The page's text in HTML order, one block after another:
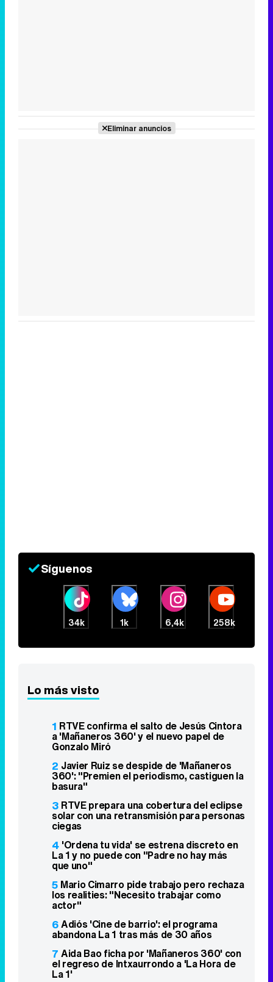
Eliminar anuncios
Síguenos
34k 1k 6,4k 258k
Lo más visto
1 RTVE confirma el salto de Jesús Cintora
a 'Mañaneros 360' y el nuevo papel de
Gonzalo Miró
2 Javier Ruiz se despide de 'Mañaneros
360': "Premien el periodismo, castiguen la
basura"
3 RTVE prepara una cobertura del eclipse
solar con una retransmisión para personas
ciegas
4 'Ordena tu vida' se estrena discreto en
La 1 y no puede con "Padre no hay más
que uno"
5 Mario Cimarro pide trabajo pero rechaza
los realities: "Necesito trabajar como
actor"
6Adiós 'Cine de barrio': el programa
abandona La 1 tras más de 30 años
7 Aida Bao ficha por 'Mañaneros 360' con
el regreso de Intxaurrondo a 'La Hora de
La 1'